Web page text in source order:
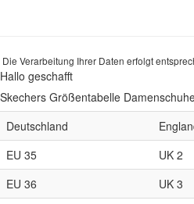
Die Verarbeitung Ihrer Daten erfolgt
Hallo geschafft
Skechers Größentabelle
Deutschland
EU 35
UK 2
EU 36
UK 3